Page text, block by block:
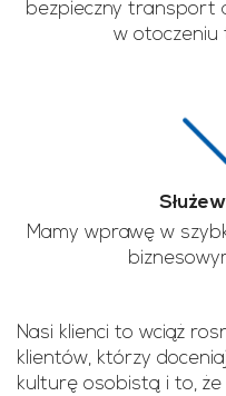
bezpieczny transport
w otoczeniu
Mamy wprawę w
Nasi klienci to wciąż
klientów, którzy
kulturę osobistą i to,